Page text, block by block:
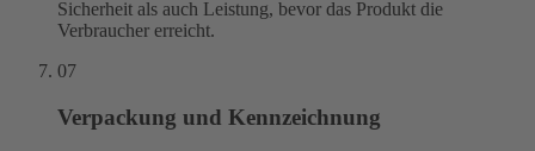
Sicherheit als auch Leistung, bevor das Produkt die
Verbraucher erreicht.
07
Verpackung und Kennzeichnung